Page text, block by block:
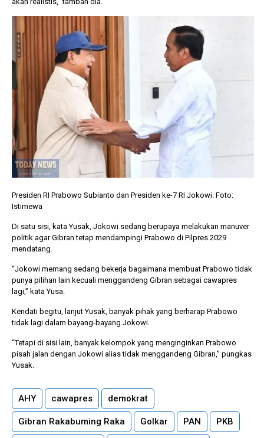
Presiden RI Prabowo Subianto dan Presiden ke-7 RI Jokowi. Foto:
Istimewa
Di satu sisi, kata Yusak, Jokowi sedang berupaya melakukan manuver
politik agar Gibran tetap mendampingi Prabowo di Pilpres 2029
mendatang.
“Jokowi memang sedang bekerja bagaimana membuat Prabowo tidak
punya pilihan lain kecuali menggandeng Gibran sebagai cawapres
lagi,” kata Yusa.
Kendati begitu, lanjut Yusak, banyak pihak yang berharap Prabowo
tidak lagi dalam bayang-bayang Jokowi.
“Tetapi di sisi lain, banyak kelompok yang menginginkan Prabowo
pisah jalan dengan Jokowi alias tidak menggandeng Gibran,” pungkas
Yusak.
AHY cawapres demokrat
Gibran Rakabuming Raka Golkar PAN PKB